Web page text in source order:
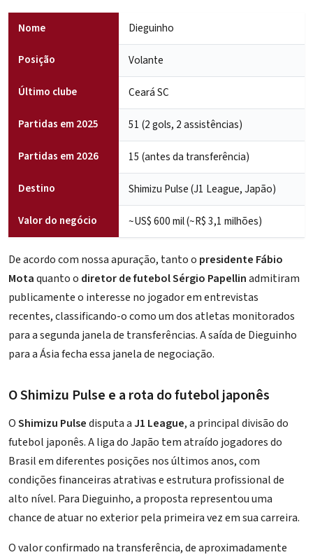
Nome Dieguinho
Posição Volante
Último clube Ceará SC
Partidas em 2025 51 (2 gols, 2 assistências)
Partidas em 2026 15 (antes da transferência)
Destino Shimizu Pulse (J1 League, Japão)
Valor do negócio ~US$ 600 mil (~R$ 3,1 milhões)
De acordo com nossa apuração, tanto o presidente Fábio
Motaquanto o diretor de futebol Sérgio Papellinadmitiram
publicamente o interesse no jogador em entrevistas
recentes, classificando-o como um dos atletas monitorados
para a segunda janela de transferências. A saída de Dieguinho
para a Ásia fecha essa janela de negociação.
O Shimizu Pulse e a rota do futebol japonês
OShimizu Pulsedisputa aJ1 League, a principal divisão do
futebol japonês. A liga do Japão tem atraído jogadores do
Brasil em diferentes posições nos últimos anos, com
condições financeiras atrativas e estrutura profissional de
alto nível. Para Dieguinho, a proposta representou uma
chance de atuar no exterior pela primeira vez em sua carreira.
O valor confirmado na transferência, de aproximadamente